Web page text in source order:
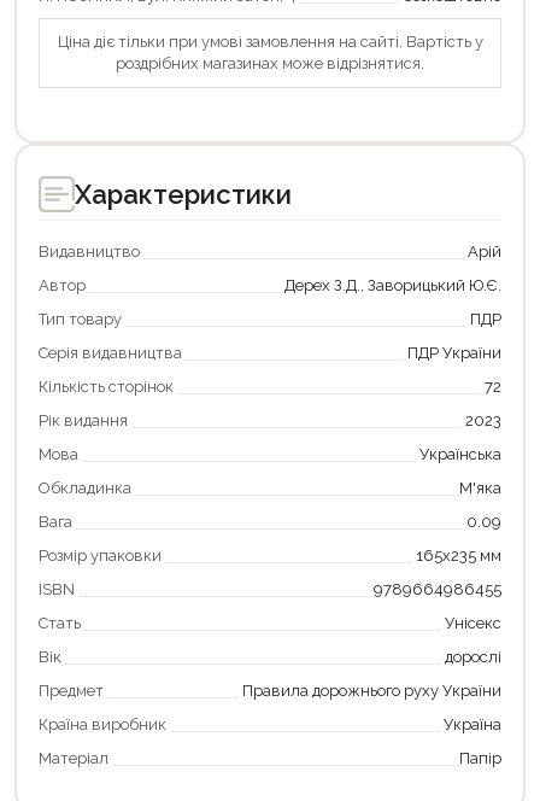
Ціна діє тільки при умові замовлення на сайті. Вартість у
роздрібних магазинах може відрізнятися.
Характеристики
Видавництво
Арій
Автор
Дерех З.Д., Заворицький Ю.Є.
Тип товару
ПДР
Серія видавництва
ПДР України
Кількість сторінок
72
Рік видання
2023
Мова
Українська
Обкладинка
М'яка
Вага
0.09
Розмір упаковки
165х235 мм
ISBN
9789664986455
Стать
Унісекс
Вік
дорослі
Предмет
Правила дорожнього руху України
Країна виробник
Україна
Матеріал
Папір
Продовжити покупки